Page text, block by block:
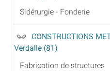
Sidérurgie - Fonderie
CONSTRUCTIONS
Verdalle (81)
Fabrication de structures